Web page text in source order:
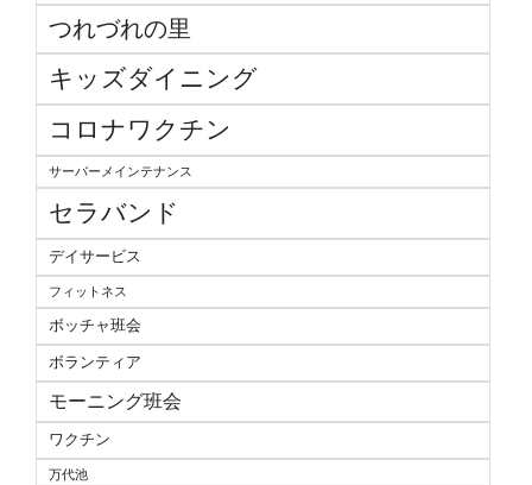
つれづれの里
キッズダイニング
コロナワクチン
サーバーメインテナンス
セラバンド
デイサービス
フィットネス
ボッチャ班会
ボランティア
モーニング班会
ワクチン
万代池